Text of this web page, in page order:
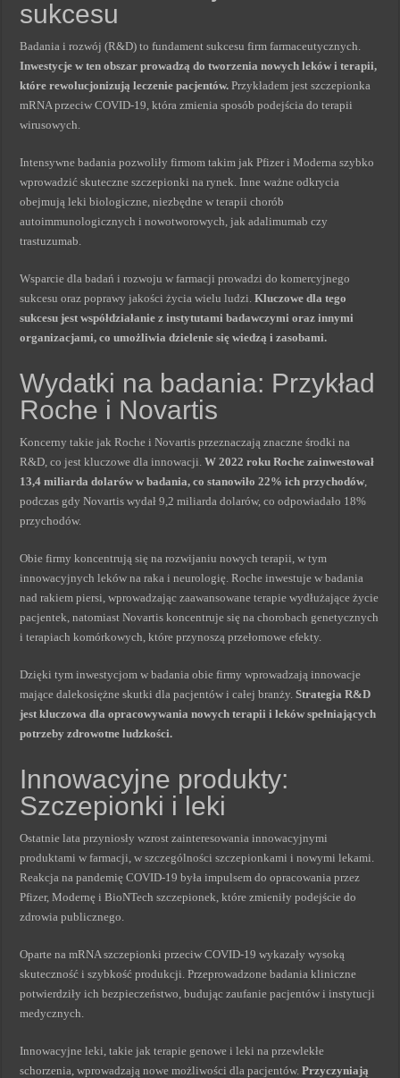
sukcesu
Badania i rozwój (R&D) to fundament sukcesu firm farmaceutycznych.
Inwestycje w ten obszar prowadzą do tworzenia nowych leków i terapii,
które rewolucjonizują leczenie pacjentów. Przykładem jest szczepionka
mRNA przeciw COVID-19, która zmienia sposób podejścia do terapii
wirusowych.
Intensywne badania pozwoliły firmom takim jak Pfizer i Moderna szybko
wprowadzić skuteczne szczepionki na rynek. Inne ważne odkrycia
obejmują leki biologiczne, niezbędne w terapii chorób
autoimmunologicznych i nowotworowych, jak adalimumab czy
trastuzumab.
Wsparcie dla badań i rozwoju w farmacji prowadzi do komercyjnego
sukcesu oraz poprawy jakości życia wielu ludzi.Kluczowe dla tego
sukcesu jest współdziałanie z instytutami badawczymi oraz innymi
organizacjami, co umożliwia dzielenie się wiedzą i zasobami.
Wydatki na badania: Przykład
Roche i Novartis
Koncerny takie jak Roche i Novartis przeznaczają znaczne środki na
R&D, co jest kluczowe dla innowacji.W 2022 roku Roche zainwestował
13,4 miliarda dolarów w badania, co stanowiło 22% ich przychodów,
podczas gdy Novartis wydał 9,2 miliarda dolarów, co odpowiadało 18%
przychodów.
Obie firmy koncentrują się na rozwijaniu nowych terapii, w tym
innowacyjnych leków na raka i neurologię. Roche inwestuje w badania
nad rakiem piersi, wprowadzając zaawansowane terapie wydłużające życie
pacjentek, natomiast Novartis koncentruje się na chorobach genetycznych
i terapiach komórkowych, które przynoszą przełomowe efekty.
Dzięki tym inwestycjom w badania obie firmy wprowadzają innowacje
mające dalekosiężne skutki dla pacjentów i całej branży.Strategia R&D
jest kluczowa dla opracowywania nowych terapii i leków spełniających
potrzeby zdrowotne ludzkości.
Innowacyjne produkty:
Szczepionki i leki
Ostatnie lata przyniosły wzrost zainteresowania innowacyjnymi
produktami w farmacji, w szczególności szczepionkami i nowymi lekami.
Reakcja na pandemię COVID-19 była impulsem do opracowania przez
Pfizer, Modernę i BioNTech szczepionek, które zmieniły podejście do
zdrowia publicznego.
Oparte na mRNA szczepionki przeciw COVID-19 wykazały wysoką
skuteczność i szybkość produkcji. Przeprowadzone badania kliniczne
potwierdziły ich bezpieczeństwo, budując zaufanie pacjentów i instytucji
medycznych.
Innowacyjne leki, takie jak terapie genowe i leki na przewlekłe
schorzenia, wprowadzają nowe możliwości dla pacjentów.Przyczyniają